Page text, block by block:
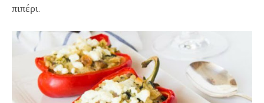
πιπέρι.